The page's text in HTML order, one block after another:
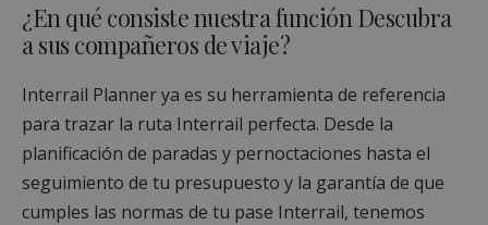
¿En qué consiste nuestra función Descubra
a sus compañeros de viaje?
Interrail Planner ya es su herramienta de referencia
para trazar la ruta Interrail perfecta. Desde la
planificación de paradas y pernoctaciones hasta el
seguimiento de tu presupuesto y la garantía de que
cumples las normas de tu pase Interrail, tenemos